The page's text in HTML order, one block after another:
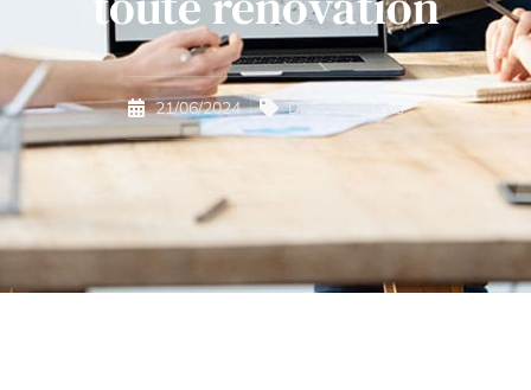
21/06/2024 Divers finances